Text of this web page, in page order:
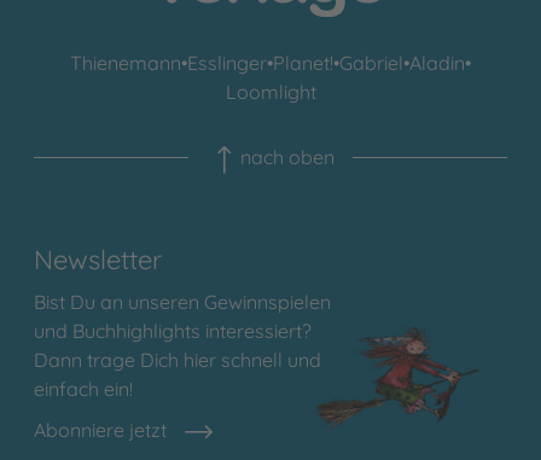
Thienemann•Esslinger•Planet!•Gabriel•Aladin•
Loomlight
nach oben
Newsletter
Bist Du an unseren Gewinnspielen
und Buchhighlights interessiert?
Dann trage Dich hier schnell und
einfach ein!
Abonniere jetzt